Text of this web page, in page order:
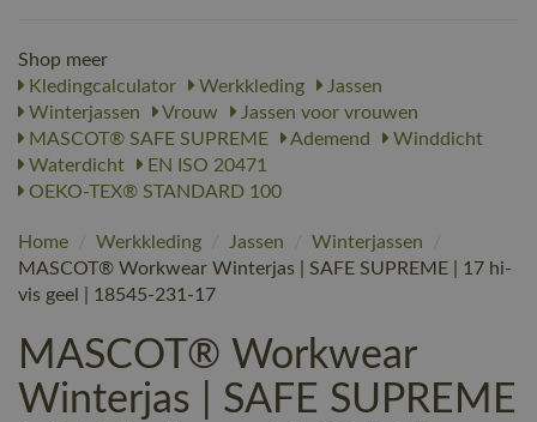
Shop meer
Kledingcalculator
Werkkleding
Jassen
Winterjassen
Vrouw
Jassen voor vrouwen
MASCOT® SAFE SUPREME
Ademend
Winddicht
Waterdicht
EN ISO 20471
OEKO-TEX® STANDARD 100
Home / Werkkleding / Jassen / Winterjassen
/
MASCOT® Workwear Winterjas | SAFE SUPREME | 17 hi-
vis geel | 18545-231-17
MASCOT® Workwear
Winterjas | SAFE SUPREME